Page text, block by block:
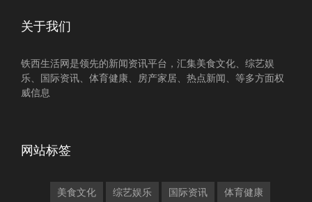
关于我们
铁西生活网是领先的新闻资讯平台，汇集美食文化、综艺娱
乐、国际资讯、体育健康、房产家居、热点新闻、等多方面权
威信息
网站标签
美食文化 综艺娱乐 国际资讯 体育健康